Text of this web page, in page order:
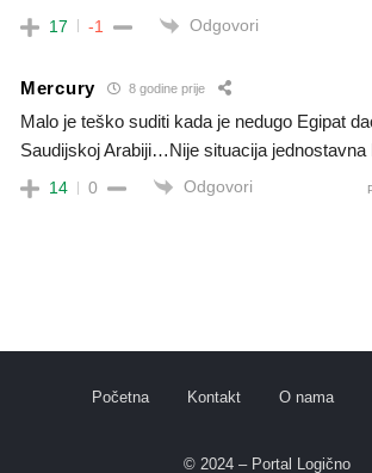
17 -1 Odgovori
Mercury 8 godine prije
Malo je teško suditi kada je nedugo Egipat
Saudijskoj Arabiji…Nije situacija
14 0 Odgovori
Početna Kontakt O nama
© 2024 – Portal Logično